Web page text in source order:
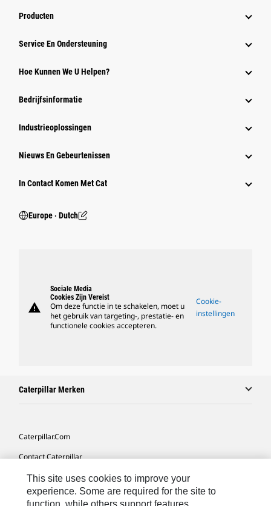
Producten
Service En Ondersteuning
Hoe Kunnen We U Helpen?
Bedrijfsinformatie
Industrieoplossingen
Nieuws En Gebeurtenissen
In Contact Komen Met Cat
Europe ‧ Dutch
warning
Sociale Media
Cookies Zijn Vereist
Om deze functie in te schakelen, moet u
het gebruik van targeting-, prestatie- en
functionele cookies accepteren.
Cookie-
instellingen
Caterpillar Merken
Caterpillar.com
Contact Caterpillar
Mijn Marketingvoorkeuren
Site Map
This site uses cookies to improve your
experience. Some are required for the site to
function, while others support features,